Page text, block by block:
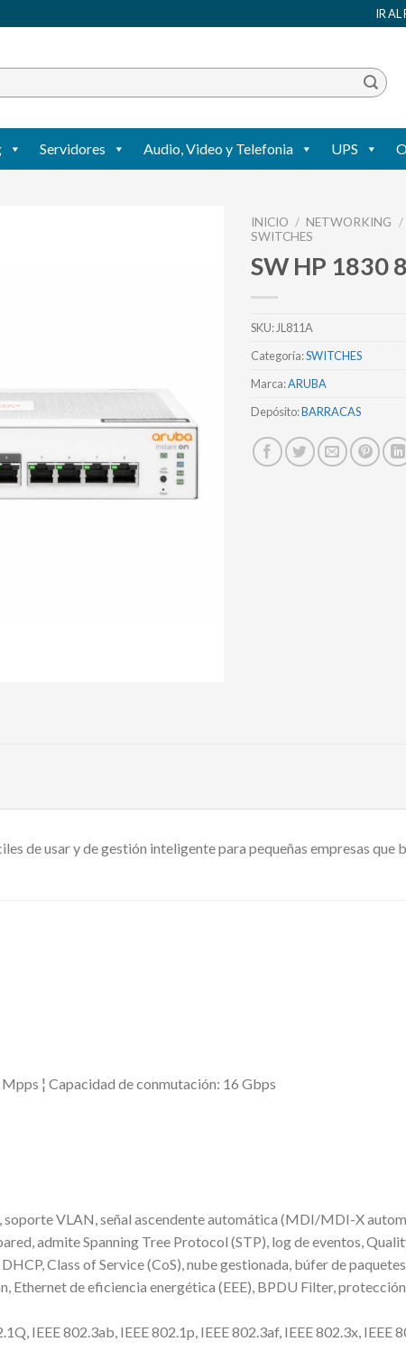
IR
Servidores Audio, Video y Telefonia UPS
INICIO / NETWORKING /
SWITCHES
SW HP 1830
SKU: JL811A
Categoría:SWITCHES
Marca:ARUBA
Depósito:BARRACAS
de usar y de gestión inteligente para pequeñas empresas que
¦ Capacidad de conmutación: 16 Gbps
VLAN, señal ascendente automática (MDI/MDI-X
admite Spanning Tree Protocol (STP), log de eventos,
Class of Service (CoS), nube gestionada, búfer de
de eficiencia energética (EEE), BPDU Filter,
IEEE 802.3ab, IEEE 802.1p, IEEE 802.3af, IEEE 802.3x, IEEE